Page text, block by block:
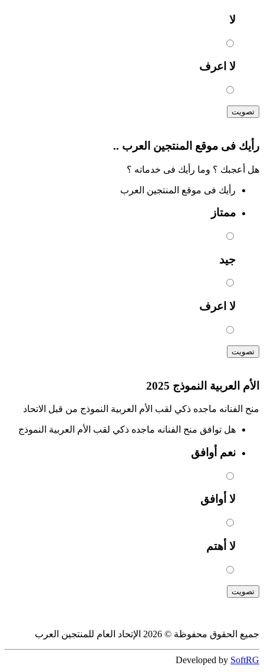
لا
لا اعرف
تصويت
رأيك فى موقع المنتجين العرب ..
هل أعجبك ؟ وما رأيك فى خدماته ؟
رأيك فى موقع المنتجين العرب
ممتاز
جيد
لا اعرف
تصويت
الأم العربية النموذج 2025
منح الفنانه ماجده ذكي لقب الأم العربية النموذج من قبل الاتحاد
هل توافق منح الفنانه ماجده ذكي لقب الأم العربية النموذج
نعم أوافق
لا أوافق
لا أهتم
تصويت
جميع الحقوق محفوظة © 2026 الإتحاد العام للمنتجين العرب
Developed by SoftRG